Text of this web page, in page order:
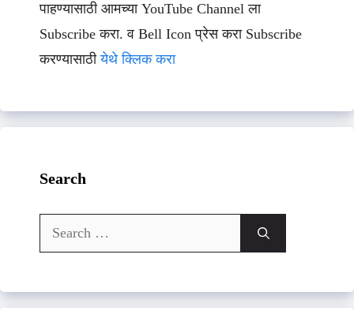
पाहण्यासाठी आमच्या YouTube Channel ला
Subscribe करा. व Bell Icon प्रेस करा Subscribe
करण्यासाठीयेथे क्लिक करा
Search
Search
for: